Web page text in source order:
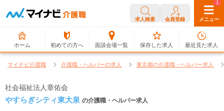
求人検索 会員登録 メニュー
ホーム 初めての方へ 面談会場一覧
0
保存した求人
1
最近見た求人
マイナビ介護職 介護職・ヘルパーの求人 東京都の介護職・ヘルパー求人
社会福祉法人章佑会
やすらぎシティ東大泉 の介護職・ヘルパー求人